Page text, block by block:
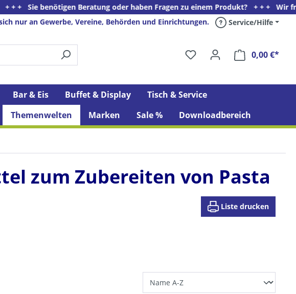
Beratung oder haben Fragen zu einem Produkt? + + + Wir freuen uns
nur an Gewerbe, Vereine, Behörden und Einrichtungen. Service/Hilfe
0,00 €*
Bar & Eis Buffet & Display
Tisch & Service
Themenwelten Marken Sale % Downloadbereich
zum Zubereiten von Pasta
Liste drucken